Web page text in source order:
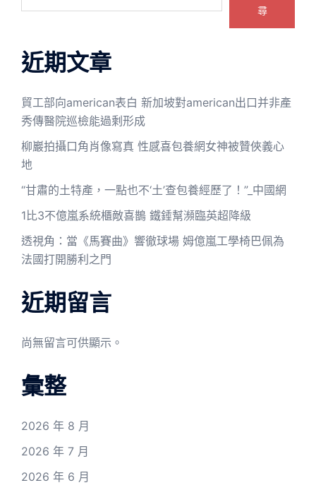
尋
近期文章
貿工部向american表白 新加坡對american出口并非產
秀傳醫院巡檢能過剩形成
柳巖拍攝口角肖像寫真 性感喜包養網女神被贊俠義心
地
“甘肅的土特產，一點也不‘土’查包養經歷了！”_中國網
1比3不億嵐系統櫃敵喜鵲 鐵錘幫瀕臨英超降級
透視角：當《馬賽曲》響徹球場 姆億嵐工學椅巴佩為
法國打開勝利之門
近期留言
尚無留言可供顯示。
彙整
2026 年 8 月
2026 年 7 月
2026 年 6 月